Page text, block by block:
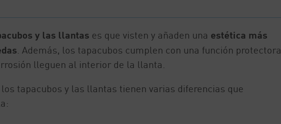
y las llantas es que visten y añaden una estética más
. Además, los tapacubos cumplen con una función protectora
lleguen al interior de la llanta.
tapacubos y las llantas tienen varias diferencias que